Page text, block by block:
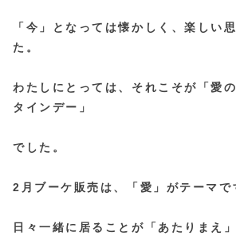
「今」となっては懐かしく、楽しい
た。
わたしにとっては、それこそが「愛
タインデー」
でした。
2月ブーケ販売は、「愛」がテーマで
日々一緒に居ることが「あたりまえ